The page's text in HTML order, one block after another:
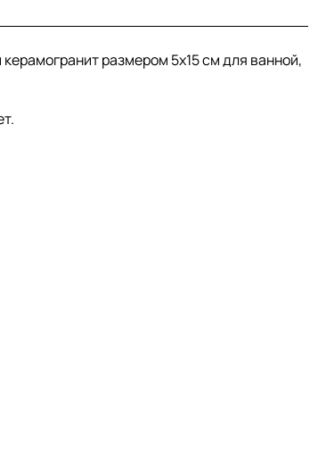
размером 5x15 см для ванной,